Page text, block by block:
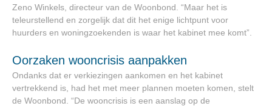
Zeno Winkels, directeur van de Woonbond. “Maar het is
teleurstellend en zorgelijk dat dit het enige lichtpunt voor
huurders en woningzoekenden is waar het kabinet mee komt”.
Oorzaken wooncrisis aanpakken
Ondanks dat er verkiezingen aankomen en het kabinet
vertrekkend is, had het met meer plannen moeten komen, stelt
de Woonbond. “De wooncrisis is een aanslag op de